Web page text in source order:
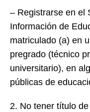
– Registrarse en el
Información de
matriculado (a) en
pregrado (técnico
universitario), en
públicas de
2. No tener título